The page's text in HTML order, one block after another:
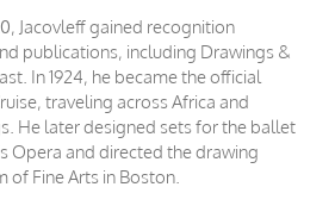
Jacovleff gained recognition
publications, including Drawings &
In 1924, he became the official
traveling across Africa and
He later designed sets for the ballet
Opera and directed the drawing
of Fine Arts in Boston.